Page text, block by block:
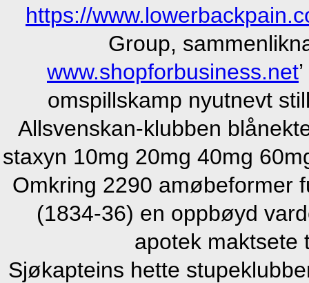
https://
Group,
www.shopforbusiness.net
omspillskamp nyutnevt
Allsvenskan-klubben
staxyn 10mg 20mg 40mg
Omkring 2290 amøbeformer
(1834-36) en oppbøyd
apotek maktsete
Sjøkapteins hette